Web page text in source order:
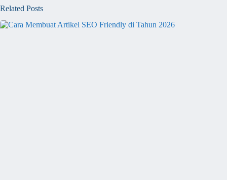
Related Posts